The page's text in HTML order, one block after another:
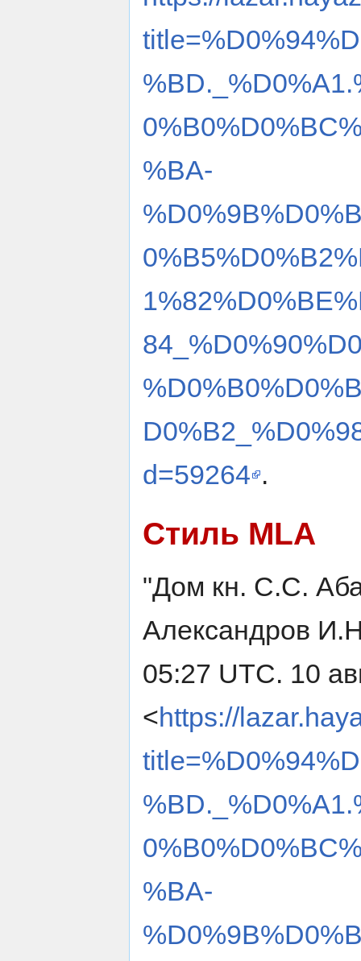
%BA-
d=59264 .
Стиль MLA
"Дом кн. С.С.
Александров
05:27 UTC. 10
<https://
%BA-